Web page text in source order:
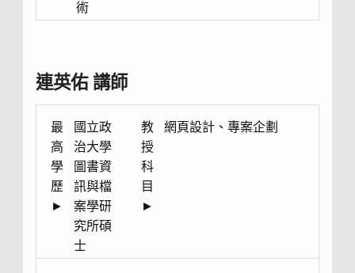
術
連英佑 講師
最
高
學
歷
►
國立政
治大學
圖書資
訊與檔
案學研
究所碩
士
教
授
科
目
►
網頁設計、專案企劃